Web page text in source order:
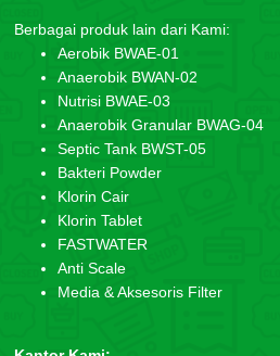
Berbagai produk lain dari Kami:
Aerobik BWAE-01
Anaerobik BWAN-02
Nutrisi BWAE-03
Anaerobik Granular BWAG-04
Septic Tank BWST-05
Bakteri Powder
Klorin Cair
Klorin Tablet
FASTWATER
Anti Scale
Media & Aksesoris Filter